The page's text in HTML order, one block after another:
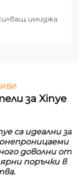
имиджа
за Xinye
са идеални за
и
доволни от
поръчки в